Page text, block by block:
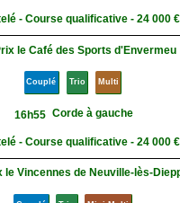
- Course qualificative - 24 000
le Café des Sports d'Envermeu
Couplé Trio Multi
16h55 Corde à gauche
- Course qualificative - 24 000
le Vincennes de Neuville-lès-